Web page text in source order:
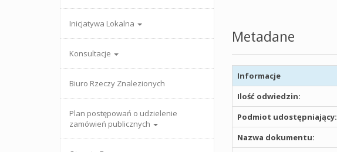
Inicjatywa Lokalna
Konsultacje
Biuro Rzeczy Znalezionych
Plan postępowań o udzielenie
zamówień publicznych
Metadane
Informacje
Ilość odwiedzin:
Podmiot udostępniający:
Nazwa dokumentu: